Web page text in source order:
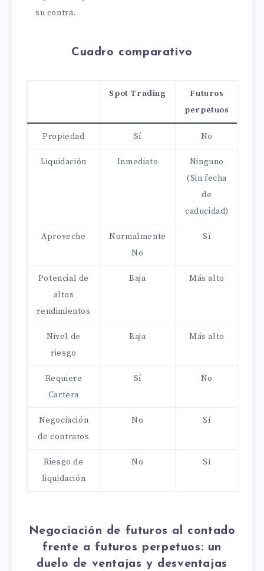
su contra.
Cuadro comparativo
Spot Trading
Futuros
perpetuos
Propiedad Sí No
Liquidación Inmediato
Ninguno
(Sin fecha
de
caducidad)
Aproveche
Normalmente
No
Sí
Potencial de
altos
rendimientos
Baja Más alto
Nivel de
riesgo
Baja Más alto
Requiere
Cartera
Sí No
Negociación
de contratos
No Sí
Riesgo de
liquidación
No Sí
Negociación de futuros al contado
frente a futuros perpetuos: un
duelo de ventajas y desventajas